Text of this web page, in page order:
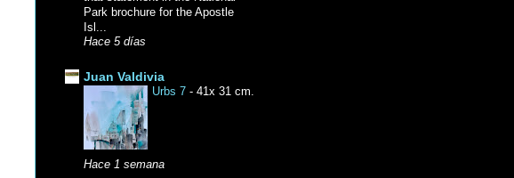
Park brochure for the Apostle
Isl...
Hace 5 días
Juan Valdivia
Urbs 7 - 41x 31 cm.
Hace 1 semana